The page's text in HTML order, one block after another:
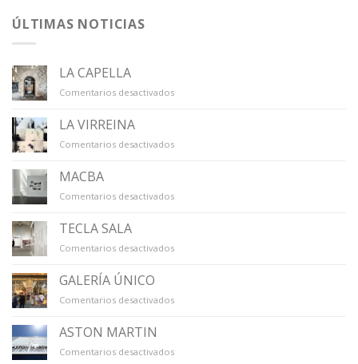
ÚLTIMAS NOTICIAS
LA CAPELLA
Comentarios desactivadosen
LA VIRREINA
Comentarios desactivadosen
MACBA
Comentarios desactivadosen
TECLA SALA
Comentarios desactivadosen
GALERÍA ÚNICO
Comentarios desactivadosen
ASTON MARTIN
Comentarios desactivadosen